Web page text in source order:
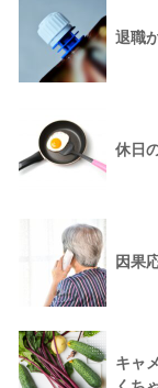
退職
休日
因果
キャ